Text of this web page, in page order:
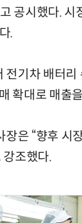
공시했다. 시
.
전기차 배터
확대로 매출
장은 “향후 시
강조했다.